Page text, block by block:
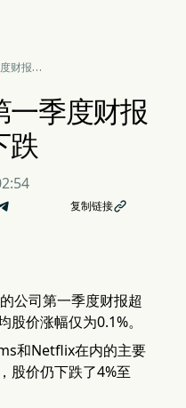
财报超
一季度财报
跌
复制链接
公司第一季度财报超
价涨幅仅为0.1%。
和Netflix在内的主要
股价仍下跌了4%至